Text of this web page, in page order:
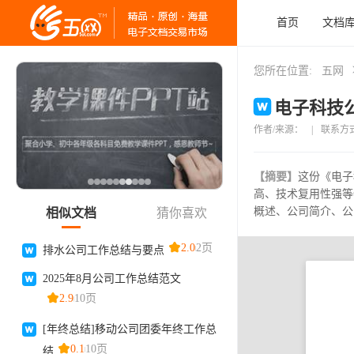
首页 文档
您所在位置: 五网
电子科技
作者/来源： 联系方
【摘要】 这份《电
高、技术复用性强
概述、公司简介、